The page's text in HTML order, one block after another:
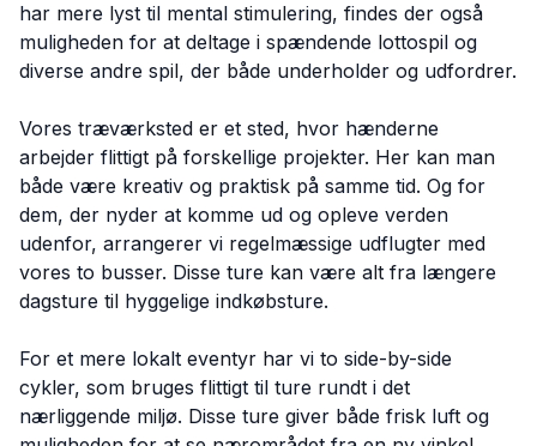
har mere lyst til mental stimulering, findes der også
muligheden for at deltage i spændende lottospil og
diverse andre spil, der både underholder og udfordrer.
Vores træværksted er et sted, hvor hænderne
arbejder flittigt på forskellige projekter. Her kan man
både være kreativ og praktisk på samme tid. Og for
dem, der nyder at komme ud og opleve verden
udenfor, arrangerer vi regelmæssige udflugter med
vores to busser. Disse ture kan være alt fra længere
dagsture til hyggelige indkøbsture.
For et mere lokalt eventyr har vi to side-by-side
cykler, som bruges flittigt til ture rundt i det
nærliggende miljø. Disse ture giver både frisk luft og